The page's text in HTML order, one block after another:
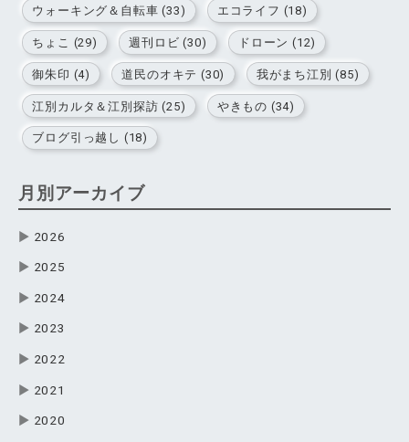
ウォーキング＆自転車 (33) エコライフ (18)
ちょこ (29) 週刊ロビ (30) ドローン (12)
御朱印 (4) 道民のオキテ (30) 我がまち江別 (85)
江別カルタ＆江別探訪 (25) やきもの (34)
ブログ引っ越し (18)
月別アーカイブ
▶ 2026
▶ 2025
▶ 2024
▶ 2023
▶ 2022
▶ 2021
▶ 2020